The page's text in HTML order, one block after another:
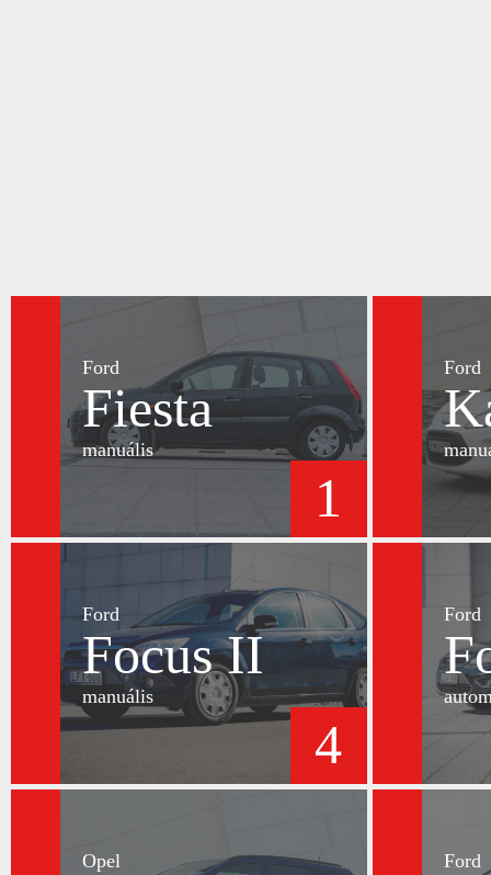
Ford
Fiesta
manuális
1
Ford
Ford
Focus II
manuális
4
Ford
Opel Ford